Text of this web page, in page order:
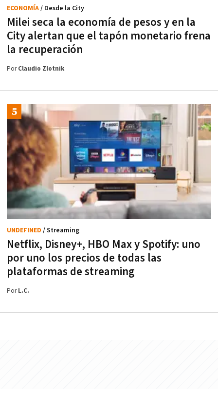
Milei seca la economía de pesos y en la
City alertan que el tapón monetario frena
la recuperación
ECONOMÍA/ Desde la City
PorClaudio Zlotnik
Netflix, Disney+, HBO Max y Spotify: uno
por uno los precios de todas las
plataformas de streaming
UNDEFINED / Streaming
PorL.C.